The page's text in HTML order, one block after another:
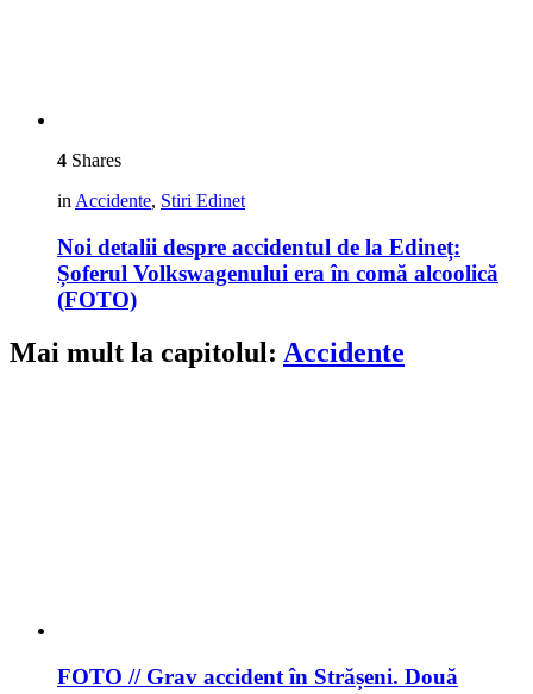
4 Shares
inAccidente, Stiri Edinet
Noi detalii despre accidentul de la Edineț:
Șoferul Volkswagenului era în comă alcoolică
(FOTO)
Mai mult la capitolul: Accidente
FOTO // Grav accident în Strășeni. Două